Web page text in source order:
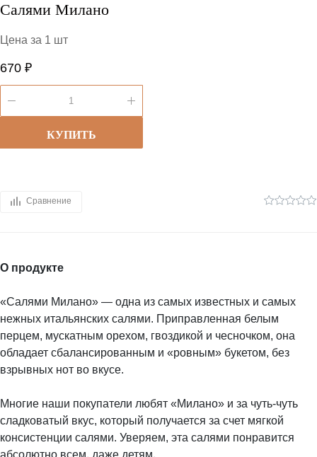
Салями Милано
Цена за 1 шт
670 ₽
КУПИТЬ
Сравнение
О продукте
«Салями Милано» — одна из самых известных и самых
нежных итальянских салями. Приправленная белым
перцем, мускатным орехом, гвоздикой и чесночком, она
обладает сбалансированным и «ровным» букетом, без
взрывных нот во вкусе.
Многие наши покупатели любят «Милано» и за чуть-чуть
сладковатый вкус, который получается за счет мягкой
консистенции салями. Уверяем, эта салями понравится
абсолютно всем, даже детям.